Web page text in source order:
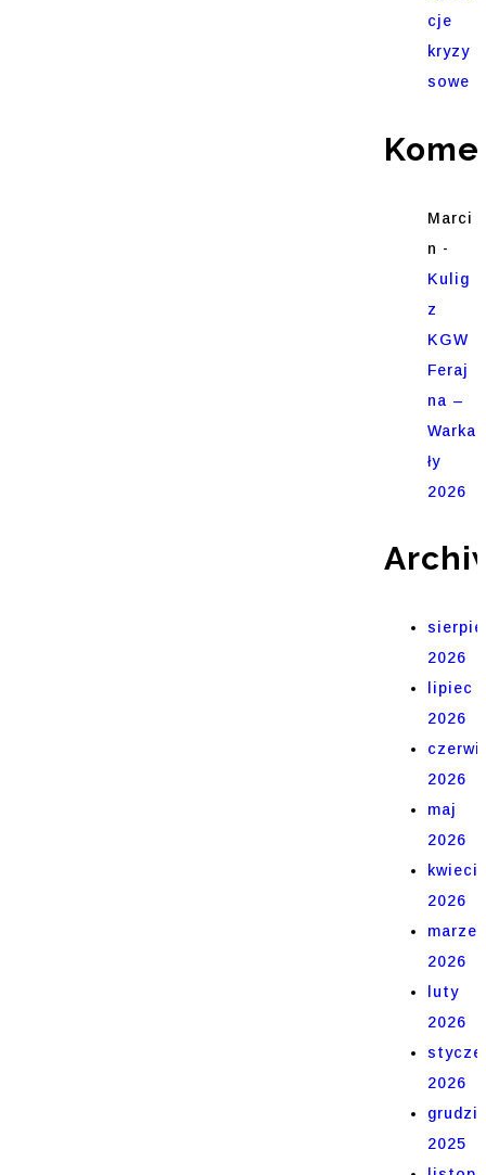
cje
kryzy
sowe
Marci
n -
Kulig
z
KGW
Feraj
na –
Warka
ły
2026
2026
lipiec
2026
2026
maj
2026
2026
marzec
2026
luty
2026
2026
2025